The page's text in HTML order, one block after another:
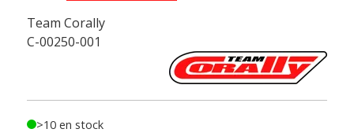
Team Corally
C-00250-001
>10 en stock